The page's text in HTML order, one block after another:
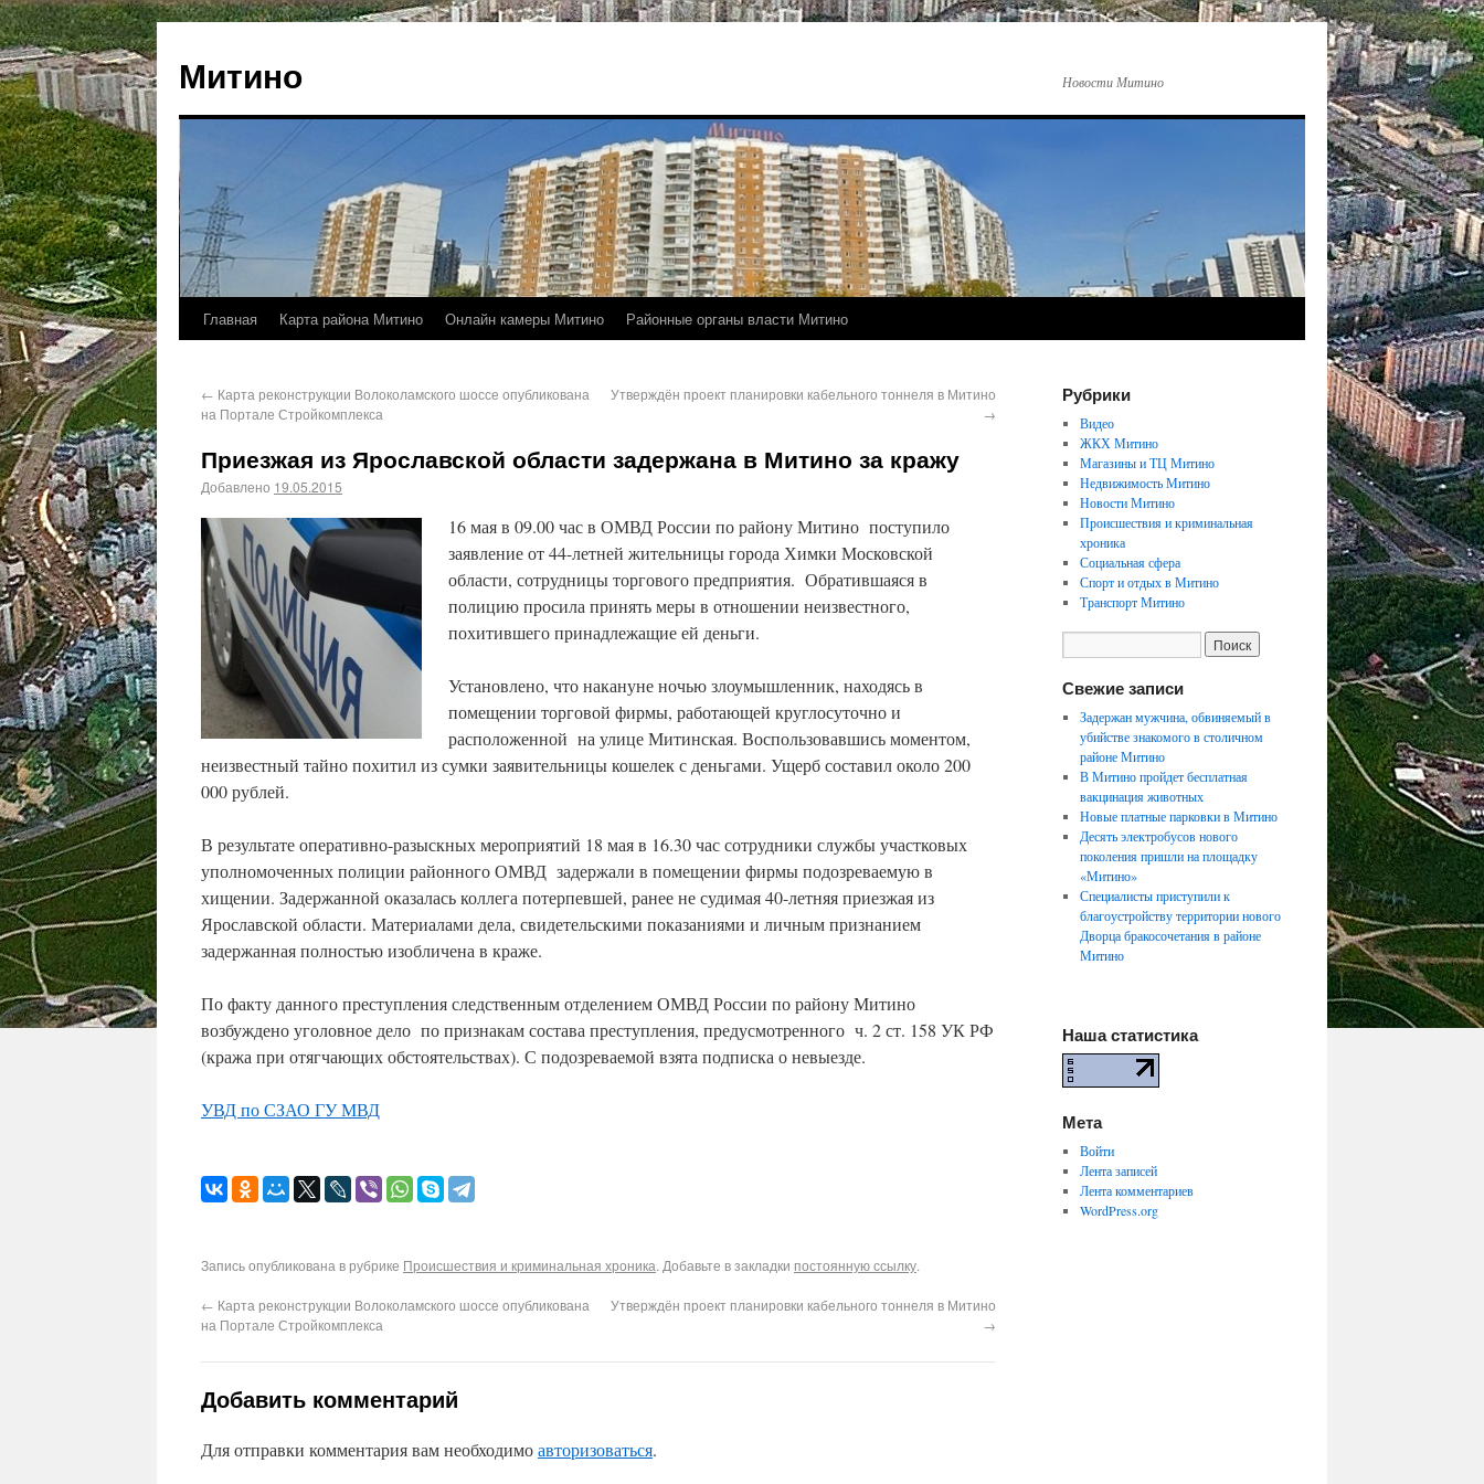
Митино Новости Митино
Главная Карта района Митино Онлайн камеры Митино Районные органы власти Митино
← Карта реконструкции Волоколамского шоссе опубликована
на Портале Стройкомплекса
Утверждён проект планировки кабельного тоннеля в Митино
→
Приезжая из Ярославской области задержана в Митино за кражу
Добавлено 19.05.2015
16 мая в 09.00 час в ОМВД России по району Митино поступило
заявление от 44-летней жительницы города Химки Московской
области, сотрудницы торгового предприятия. Обратившаяся в
полицию просила принять меры в отношении неизвестного,
похитившего принадлежащие ей деньги.
Установлено, что накануне ночью злоумышленник, находясь в
помещении торговой фирмы, работающей круглосуточно и
расположенной на улице Митинская. Воспользовавшись моментом,
неизвестный тайно похитил из сумки заявительницы кошелек с деньгами. Ущерб составил около 200
000 рублей.
В результате оперативно-разыскных мероприятий 18 мая в 16.30 час сотрудники службы участковых
уполномоченных полиции районного ОМВД задержали в помещении фирмы подозреваемую в
хищении. Задержанной оказалась коллега потерпевшей, ранее не судимая 40-летняя приезжая из
Ярославской области. Материалами дела, свидетельскими показаниями и личным признанием
задержанная полностью изобличена в краже.
По факту данного преступления следственным отделением ОМВД России по району Митино
возбуждено уголовное дело по признакам состава преступления, предусмотренного ч. 2 ст. 158 УК РФ
(кража при отягчающих обстоятельствах). С подозреваемой взята подписка о невыезде.
УВД по СЗАО ГУ МВД
Запись опубликована в рубрике Происшествия и криминальная хроника. Добавьте в закладки постоянную ссылку.
← Карта реконструкции Волоколамского шоссе опубликована
на Портале Стройкомплекса
Утверждён проект планировки кабельного тоннеля в Митино
→
Добавить комментарий
Для отправки комментария вам необходимоавторизоваться.
Рубрики
Видео
ЖКХ Митино
Магазины и ТЦ Митино
Недвижимость Митино
Новости Митино
Происшествия и криминальная
хроника
Социальная сфера
Спорт и отдых в Митино
Транспорт Митино
Свежие записи
Задержан мужчина, обвиняемый в
убийстве знакомого в столичном
районе Митино
В Митино пройдет бесплатная
вакцинация животных
Новые платные парковки в Митино
Десять электробусов нового
поколения пришли на площадку
«Митино»
Специалисты приступили к
благоустройству территории нового
Дворца бракосочетания в районе
Митино
Наша статистика
Мета
Войти
Лента записей
Лента комментариев
WordPress.org